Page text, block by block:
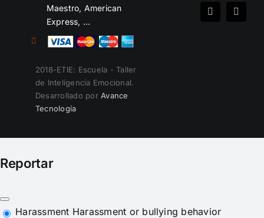
Maestro, American
Express, …
2018-ETIE: Escuela - Taller
de Inteligencia Emocional.
Desarrollado porAvance
Tecnología
Spotify
Reportar
Harassment Harassment or bullying behavior